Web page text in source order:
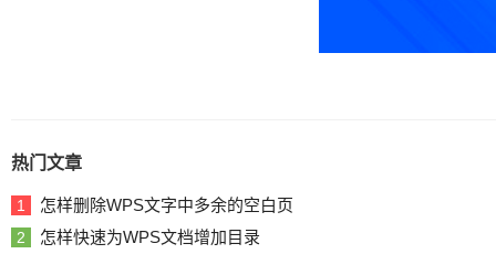
热门文章
1 怎样删除WPS文字中多余的空白页
2 怎样快速为WPS文档增加目录